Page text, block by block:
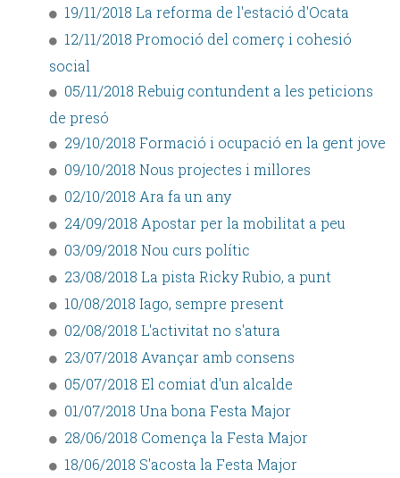
19/11/2018 La reforma de l'estació d'Ocata
12/11/2018 Promoció del comerç i cohesió
social
05/11/2018 Rebuig contundent a les peticions
de presó
29/10/2018 Formació i ocupació en la gent jove
09/10/2018 Nous projectes i millores
02/10/2018 Ara fa un any
24/09/2018 Apostar per la mobilitat a peu
03/09/2018 Nou curs polític
23/08/2018 La pista Ricky Rubio, a punt
10/08/2018 Iago, sempre present
02/08/2018 L'activitat no s'atura
23/07/2018 Avançar amb consens
05/07/2018 El comiat d'un alcalde
01/07/2018 Una bona Festa Major
28/06/2018 Comença la Festa Major
18/06/2018 S'acosta la Festa Major